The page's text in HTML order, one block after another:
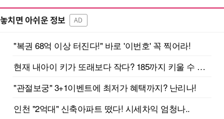
놓치면 아쉬운 정보 AD